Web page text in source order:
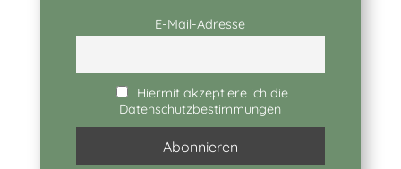
E-Mail-Adresse
Hiermit akzeptiere ich die
Datenschutzbestimmungen